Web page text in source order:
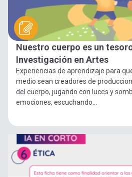
Nuestro cuerpo es un
Investigación en Artes
Experiencias de aprendizaje para
medio sean creadores de
del cuerpo, jugando con luces y
emociones, escuchando...